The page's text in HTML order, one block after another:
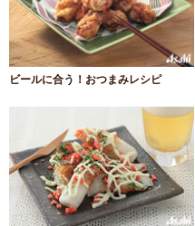
ビールに合う！おつまみレシピ